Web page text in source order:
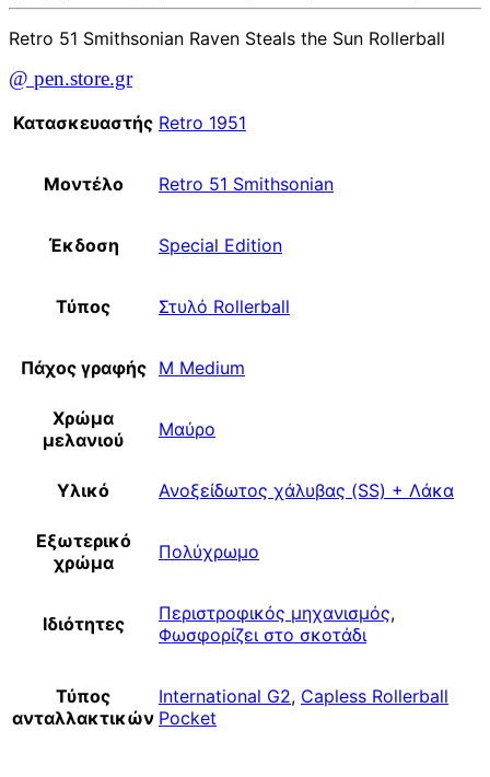
Retro 51 Smithsonian Raven Steals the Sun Rollerball
@ pen.store.gr
Κατασκευαστής Retro 1951
Μοντέλο Retro 51 Smithsonian
Έκδοση Special Edition
Τύπος Στυλό Rollerball
Πάχος γραφής M Medium
Χρώμα
μελανιού
Μαύρο
Υλικό Ανοξείδωτος χάλυβας (SS) + Λάκα
Εξωτερικό
χρώμα
Πολύχρωμο
Ιδιότητες Περιστροφικός μηχανισμός,
Φωσφορίζει στο σκοτάδι
Τύπος
ανταλλακτικών
International G2, Capless Rollerball
Pocket